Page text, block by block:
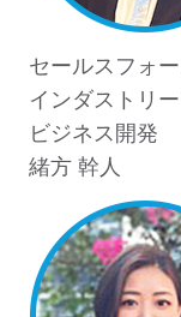
セールスフォ
インダストリ
ビジネス開発
緒方 幹人